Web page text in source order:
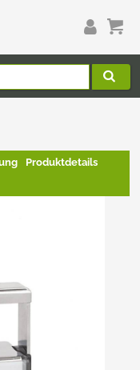
Produktdetails